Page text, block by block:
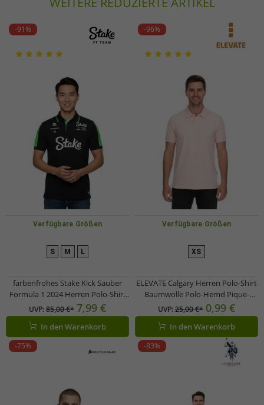
-91%
Verfügbare Größen
S M L
farbenfrohes Stake Kick Sauber
Formula 1 2024 Herren Polo-Shirt
Formel 1 Sommer-Shirt mit
Baumwolle 701232879 001
Schwarz/Grün
UVP:85,00 €* 7,99 €
In den Warenkorb
-96%
Verfügbare Größen
XS
ELEVATE Calgary Herren Polo-Shirt
Baumwolle Polo-Hemd Pique-
Strick 200 g/m² 3808091 Rosa-
Blush
UVP:25,00 €* 0,99 €
In den Warenkorb
-75% -83%